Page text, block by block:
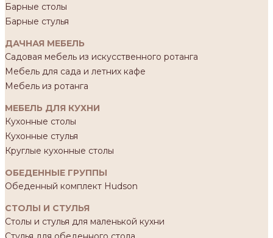
Барные столы
Барные стулья
ДАЧНАЯ МЕБЕЛЬ
Садовая мебель из искусственного ротанга
Мебель для сада и летних кафе
Мебель из ротанга
МЕБЕЛЬ ДЛЯ КУХНИ
Кухонные столы
Кухонные стулья
Круглые кухонные столы
ОБЕДЕННЫЕ ГРУППЫ
Обеденный комплект Hudson
СТОЛЫ И СТУЛЬЯ
Столы и стулья для маленькой кухни